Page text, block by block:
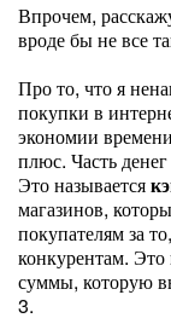
Впрочем,
вроде бы не все
Про то, что я
покупки в
экономии
плюс. Часть
Это называется
магазинов,
покупателям за
конкурентам. Это
суммы, которую
3.